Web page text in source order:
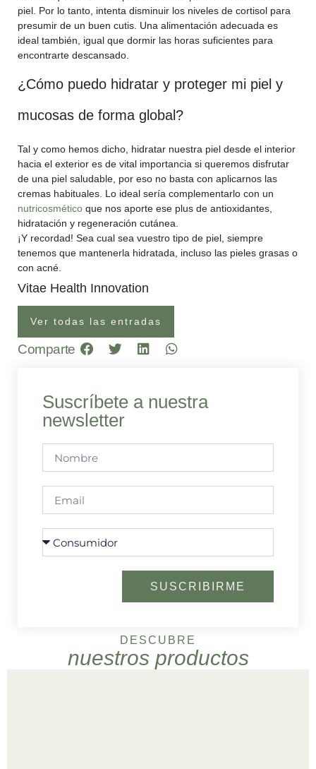
piel. Por lo tanto, intenta disminuir los niveles de cortisol para
presumir de un buen cutis. Una alimentación adecuada es
ideal también, igual que dormir las horas suficientes para
encontrarte descansado.
¿Cómo puedo hidratar y proteger mi piel y
mucosas de forma global?
Tal y como hemos dicho, hidratar nuestra piel desde el interior
hacia el exterior es de vital importancia si queremos disfrutar
de una piel saludable, por eso no basta con aplicarnos las
cremas habituales. Lo ideal sería complementarlo con un
nutricosmético que nos aporte ese plus de antioxidantes,
hidratación y regeneración cutánea.
¡Y recordad! Sea cual sea vuestro tipo de piel, siempre
tenemos que mantenerla hidratada, incluso las pieles grasas o
con acné.
Vitae Health Innovation
Ver todas las entradas
Comparte
Suscríbete a nuestra
newsletter
SUSCRIBIRME
DESCUBRE
nuestros productos